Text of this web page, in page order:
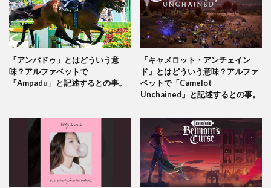
「アンパドゥ」とはどういう意
味？アルファベットで
「Ampadu」と記述するとの事。
「キャメロット・アンチェイン
ド」とはどういう意味？アルファ
ベットで「Camelot
Unchained」と記述するとの事。